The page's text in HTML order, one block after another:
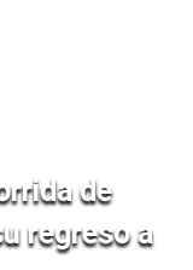
de
regreso a